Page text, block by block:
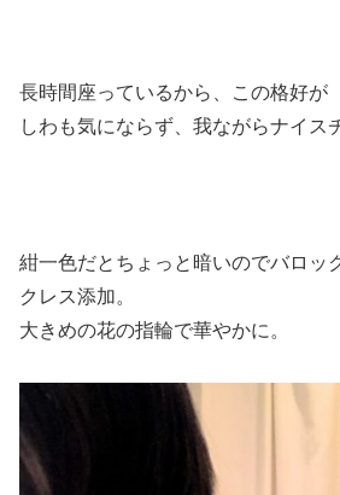
長時間座っているから、この格好
しわも気にならず、我ながらナイス
紺一色だとちょっと暗いのでバロッ
クレス添加。
大きめの花の指輪で華やかに。